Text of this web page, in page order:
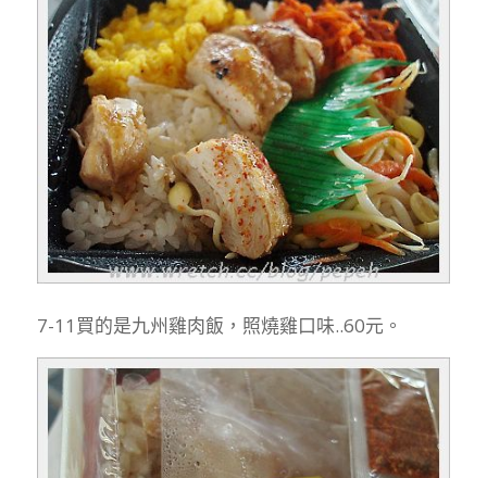
7-11買的是九州雞肉飯，照燒雞口味..60元。